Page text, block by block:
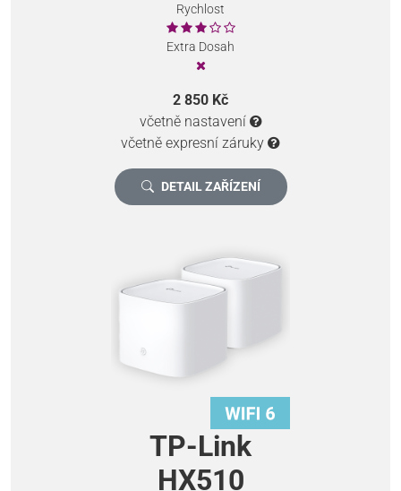
Rychlost
Extra Dosah
2 850 Kč
včetně nastavení
včetně expresní záruky
DETAIL ZAŘÍZENÍ
TP-Link
HX510